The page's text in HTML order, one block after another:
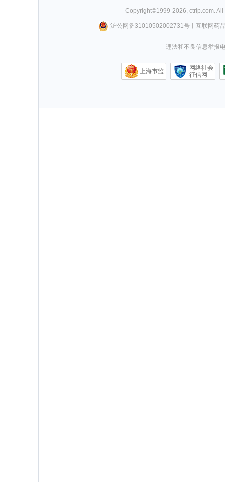
Copyright©1999-2026 ctrip.com .
沪公网备31010502002731号丨 互联网药
违法和不良信息举报
上海市监
网络社会
征信网